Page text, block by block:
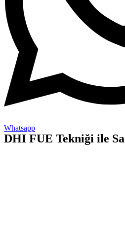
Whatsapp
DHI FUE Tekniği ile